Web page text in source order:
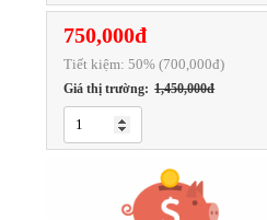
750,000đ
Tiết kiệm:50% (700,000đ)
Giá thị trường: 1,450,000đ